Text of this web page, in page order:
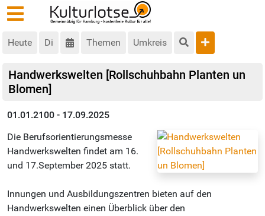
Heute Di Themen Umkreis
Handwerkswelten [Rollschuhbahn Planten un
Blomen]
01.01.2100 - 17.09.2025
Die Berufsorientierungsmesse
Handwerkswelten findet am 16.
und 17.September 2025 statt.
Innungen und Ausbildungszentren bieten auf den
Handwerkswelten einen Überblick über den